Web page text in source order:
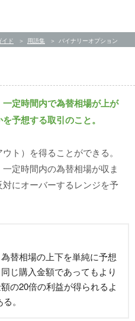
イド 用語集 バイナリーオプション
定時間内で為替相場が上が
予想する取引のこと。
ト）を得ることができる。
定時間内の為替相場が収ま
にオーバーするレンジを予
替相場の上下を単純に予想
じ購入金額であってもより
の20倍の利益が得られるよ
。